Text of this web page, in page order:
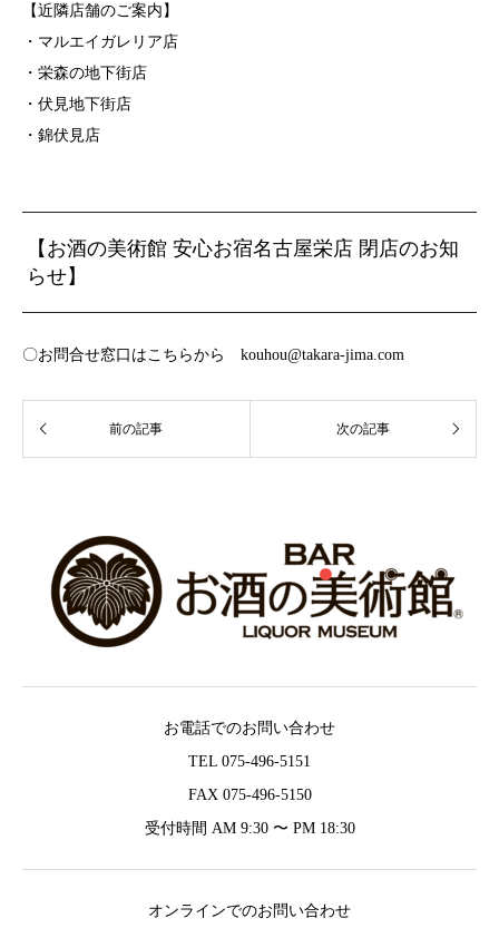
【近隣店舗のご案内】
・マルエイガレリア店
・栄森の地下街店
・伏見地下街店
・錦伏見店
【お酒の美術館 安心お宿名古屋栄店 閉店のお知
らせ】
〇お問合せ窓口はこちらから kouhou@takara-jima.com
お電話でのお問い合わせ
TEL 075-496-5151
FAX 075-496-5150
受付時間 AM 9:30 〜 PM 18:30
オンラインでのお問い合わせ